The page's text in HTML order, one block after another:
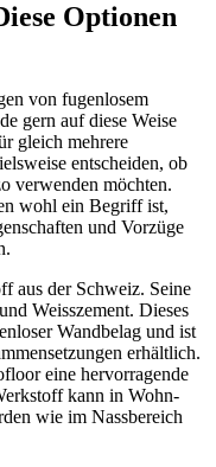
Optionen
von fugenlosem
gern auf diese Weise
gleich mehrere
entscheiden, ob
verwenden möchten.
wohl ein Begriff ist,
und Vorzüge
aus der Schweiz. Seine
Weisszement. Dieses
Wandbelag und ist
erhältlich.
eine hervorragende
kann in Wohn-
wie im Nassbereich